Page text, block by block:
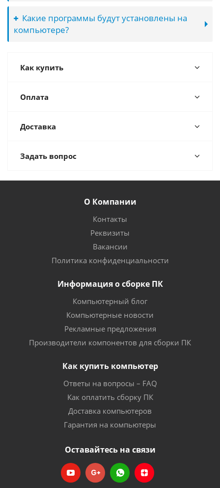
Какие программы будут установлены на
компьютере?
Как купить
Оплата
Доставка
Задать вопрос
О Компании
Контакты
Реквизиты
Вакансии
Политика конфиденциальности
Информация о сборке ПК
Компьютерный блог
Компьютерные новости
Рекламные предложения
Производители компонентов для сборки ПК
Как купить компьютер
Ответы на вопросы – FAQ
Как оплатить сборку ПК
Доставка компьютеров
Гарантия на компьютеры
Оставайтесь на связи